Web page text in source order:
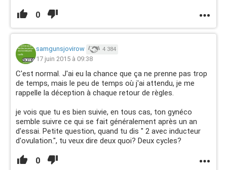
0
samgunsjovirow 4 384
17 juin 2015 à 09:38
C'est normal. J'ai eu la chance que ça ne prenne pas trop
de temps, mais le peu de temps où j'ai attendu, je me
rappelle la déception à chaque retour de règles.
je vois que tu es bien suivie, en tous cas, ton gynéco
semble suivre ce qui se fait généralement après un an
d'essai. Petite question, quand tu dis " 2 avec inducteur
d'ovulation.", tu veux dire deux quoi? Deux cycles?
0